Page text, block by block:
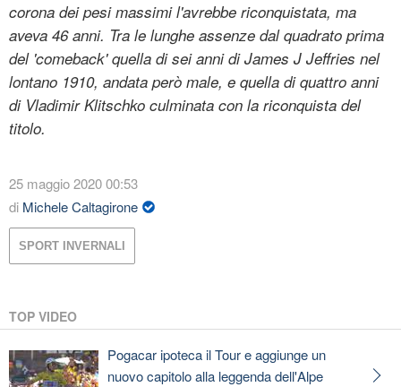
corona dei pesi massimi l'avrebbe riconquistata, ma
aveva 46 anni. Tra le lunghe assenze dal quadrato prima
del 'comeback' quella di sei anni di James J Jeffries nel
lontano 1910, andata però male, e quella di quattro anni
di Vladimir Klitschko culminata con la riconquista del
titolo.
25 maggio 2020 00:53
di Michele Caltagirone
SPORT INVERNALI
TOP VIDEO
Pogacar ipoteca il Tour e aggiunge un
nuovo capitolo alla leggenda dell'Alpe